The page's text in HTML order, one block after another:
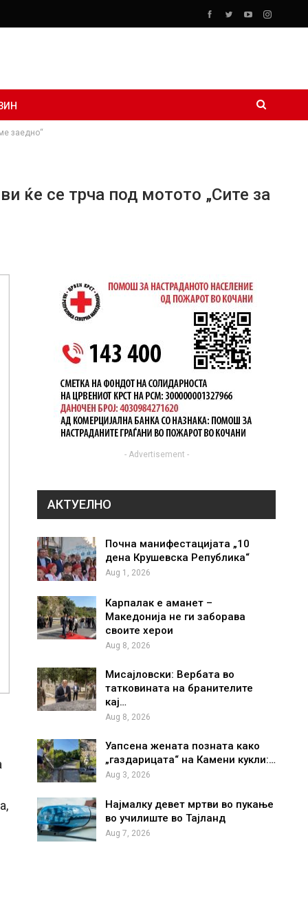
заедно“
ќе се трча под мотото „Сите за
- Advertisement -
АКТУЕЛНО
Почна манифестацијата „10
дена Крушевска Република“
Aug 1, 2026
Карпалак е аманет –
Македонија не ги заборава
своите херои
Aug 8, 2026
Мисајловски: Вербата во
татковината на бранителите
кај…
Aug 8, 2026
Уапсена жената позната како
„газдарицата“ на Камени кукли:…
Aug 3, 2026
Најмалку девет мртви во пукање
во училиште во Тајланд
Aug 7, 2026